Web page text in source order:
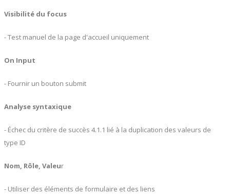
Visibilité du focus
- Test manuel de la page d'accueil uniquement
On Input
- Fournir un bouton submit
Analyse syntaxique
- Échec du critère de succès 4.1.1 lié à la duplication des valeurs de
type ID
Nom, Rôle, Valeur
- Utiliser des éléments de formulaire et des liens